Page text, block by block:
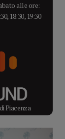
alle ore:
18:30, 19:30
Piacenza